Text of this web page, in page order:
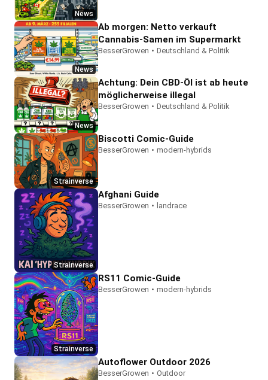
News
News
Ab morgen: Netto verkauft
Cannabis-Samen im Supermarkt
BesserGrowen • Deutschland & Politik
News
Achtung: Dein CBD-Öl ist ab heute
möglicherweise illegal
BesserGrowen • Deutschland & Politik
Strainverse
Biscotti Comic-Guide
BesserGrowen • modern-hybrids
Strainverse
Afghani Guide
BesserGrowen • landrace
Strainverse
RS11 Comic-Guide
BesserGrowen • modern-hybrids
Autoflower Outdoor 2026
BesserGrowen • Outdoor